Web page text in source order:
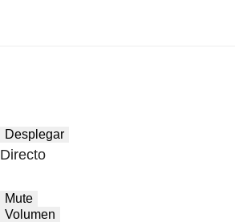
Desplegar
Directo
Mute
Volumen